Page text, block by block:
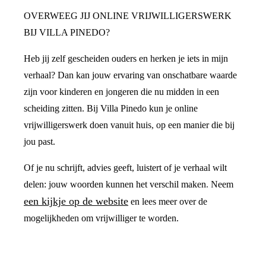
OVERWEEG JIJ ONLINE VRIJWILLIGERSWERK
BIJ VILLA PINEDO?
Heb jij zelf gescheiden ouders en herken je iets in mijn
verhaal? Dan kan jouw ervaring van onschatbare waarde
zijn voor kinderen en jongeren die nu midden in een
scheiding zitten. Bij Villa Pinedo kun je online
vrijwilligerswerk doen vanuit huis, op een manier die bij
jou past.
Of je nu schrijft, advies geeft, luistert of je verhaal wilt
delen: jouw woorden kunnen het verschil maken. Neem
een kijkje op de website en lees meer over de
mogelijkheden om vrijwilliger te worden.